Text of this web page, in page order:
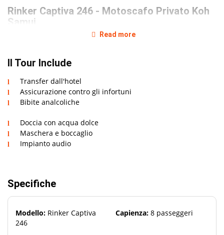
Rinker Captiva 246 - Motoscafo Privato Koh
Samui
Il comodo motoscafo e ideale per gite in mare intorno a Koh
ospiti. Viaggiate verso Koh Tao e Koh Nang Yuan, verso il
al tramonto sulla sabbia bianca di un'isola disabitata. Rinker
Captiva puo realizzare i vostri sogni e rendere indimenticabile
la vostra vacanza a Koh Samui.
Il Rinker Captiva 246 vi porta ovunque intorno a Koh Samui:
Read more
Il Tour Include
Transfer dall'hotel
Assicurazione contro gli infortuni
Bibite analcoliche
Doccia con acqua dolce
Maschera e boccaglio
Impianto audio
Specifiche
Modello: Rinker Captiva
246
Capienza: 8 passeggeri